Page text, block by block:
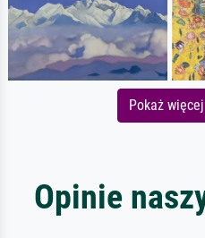
Pokaż
Opinie